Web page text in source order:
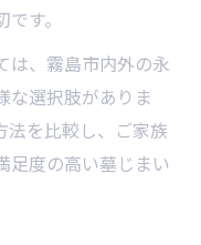
様な供養方法
実践アドバイス
ポイント
す。
は、霧島市内外の永
な選択肢がありま
法を比較し、ご家族
足度の高い墓じまい